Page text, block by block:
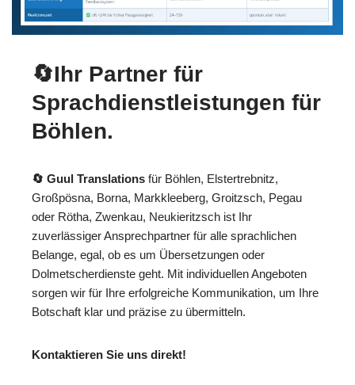
🔄Ihr Partner für
Sprachdienstleistungen für
Böhlen.
🔄 Guul Translations für Böhlen, Elstertrebnitz,
Großpösna, Borna, Markkleeberg, Groitzsch, Pegau
oder Rötha, Zwenkau, Neukieritzsch ist Ihr
zuverlässiger Ansprechpartner für alle sprachlichen
Belange, egal, ob es um Übersetzungen oder
Dolmetscherdienste geht. Mit individuellen Angeboten
sorgen wir für Ihre erfolgreiche Kommunikation, um Ihre
Botschaft klar und präzise zu übermitteln.
Kontaktieren Sie uns direkt!